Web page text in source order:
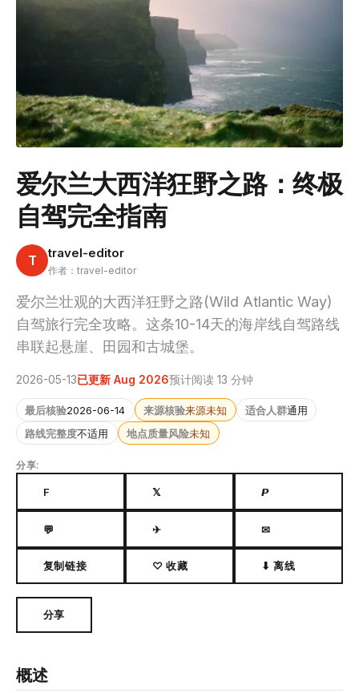
爱尔兰大西洋狂野之路：终极
自驾完全指南
T travel-editor
作者：travel-editor
爱尔兰壮观的大西洋狂野之路(Wild Atlantic Way)
自驾旅行完全攻略。这条10-14天的海岸线自驾路线
串联起悬崖、田园和古城堡。
2026-05-13已更新 Aug 2026预计阅读 13 分钟
最后核验2026-06-14 来源核验来源未知 适合人群通用
路线完整度不适用 地点质量风险未知
分享:
F 𝕏 𝙋
💬 ✈ ✉
复制链接 ♡ 收藏 ⬇ 离线
分享
概述